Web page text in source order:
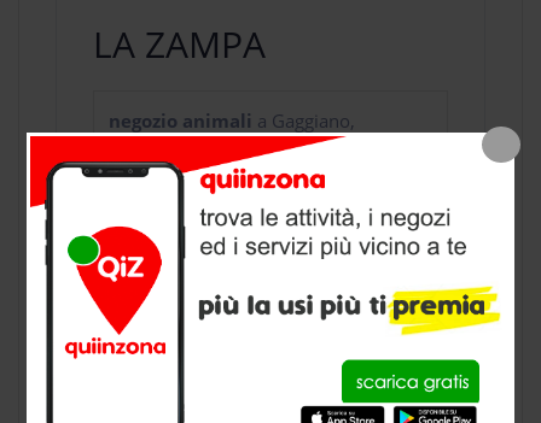
LA ZAMPA
negozio animali a Gaggiano,
provincia di Milano
CONTATTI
usa gratis quiinzona e :